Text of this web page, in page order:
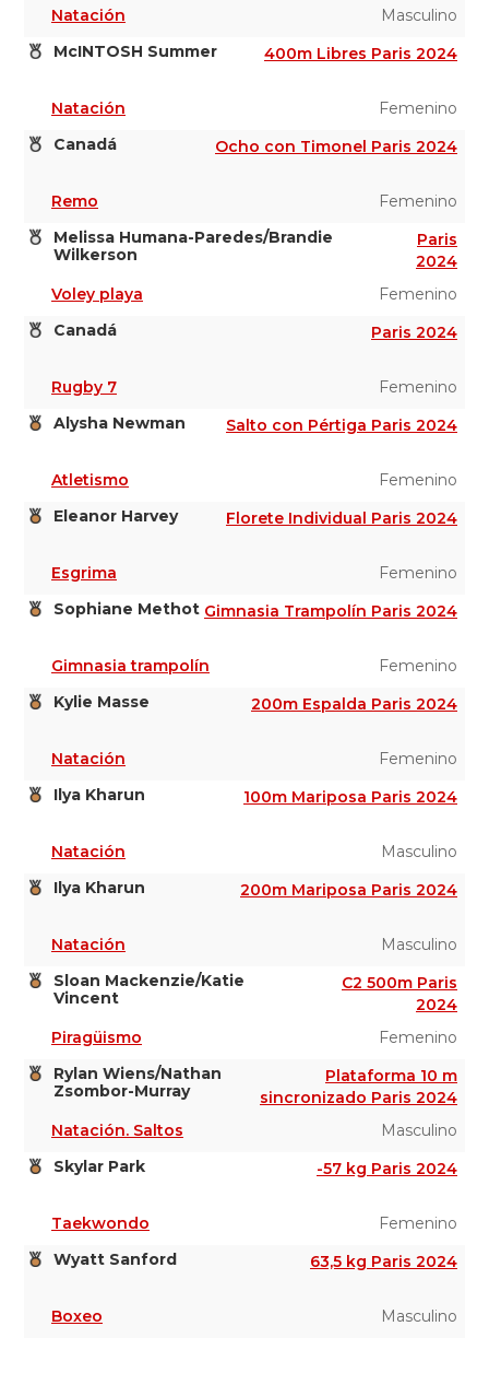
Natación
Masculino
McINTOSH Summer
Natación
400m Libres Paris 2024
Femenino
Canadá
Remo
Ocho con Timonel Paris 2024
Femenino
Melissa Humana-Paredes/Brandie
Wilkerson
Voley playa
Paris
2024
Femenino
Canadá
Rugby 7
Paris 2024
Femenino
Alysha Newman
Atletismo
Salto con Pértiga Paris 2024
Femenino
Eleanor Harvey
Esgrima
Florete Individual Paris 2024
Femenino
Sophiane Methot
Gimnasia trampolín
Gimnasia Trampolín Paris 2024
Femenino
Kylie Masse
Natación
200m Espalda Paris 2024
Femenino
Ilya Kharun
Natación
100m Mariposa Paris 2024
Masculino
Ilya Kharun
Natación
200m Mariposa Paris 2024
Masculino
Sloan Mackenzie/Katie
Vincent
Piragüismo
C2 500m Paris
2024
Femenino
Rylan Wiens/Nathan
Zsombor-Murray
Natación. Saltos
Plataforma 10 m
sincronizado Paris 2024
Masculino
Skylar Park
Taekwondo
-57 kg Paris 2024
Femenino
Wyatt Sanford
Boxeo
63,5 kg Paris 2024
Masculino